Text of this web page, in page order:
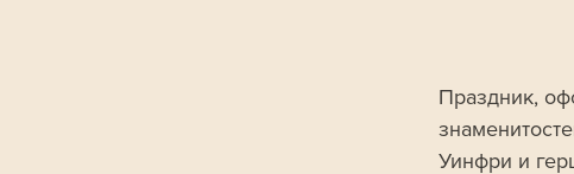
Праздник,
Уинфри и